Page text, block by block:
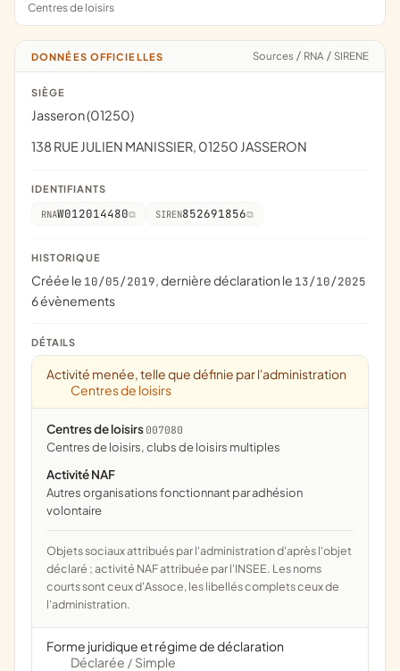
Centres de loisirs
DONNÉES OFFICIELLES Sources / RNA / SIRENE
SIÈGE
Jasseron (01250)
138 RUE JULIEN MANISSIER, 01250 JASSERON
IDENTIFIANTS
RNAW012014480 SIREN852691856
HISTORIQUE
Créée le 10/05/2019, dernière déclaration le 13/10/2025
6 évènements
DÉTAILS
Activité menée, telle que définie par l'administration
Centres de loisirs
Centres de loisirs 007080
centres de loisirs, clubs de loisirs multiples
Activité NAF
Autres organisations fonctionnant par adhésion
volontaire
Objets sociaux attribués par l'administration d'après l'objet
déclaré ; activité NAF attribuée par l'INSEE. Les noms
courts sont ceux d'Assoce, les libellés complets ceux de
l'administration.
Forme juridique et régime de déclaration
Déclarée / Simple